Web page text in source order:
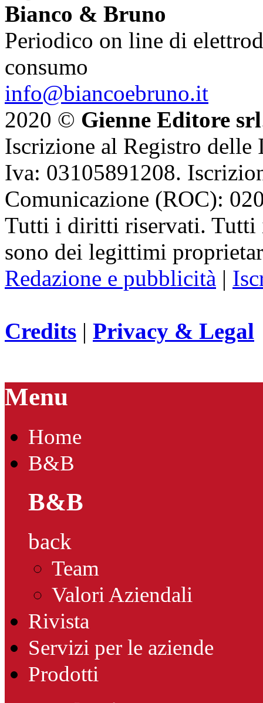
Bianco & Bruno
Periodico on line di
consumo
info@biancoebruno.it
2020 © Gienne Editore srl
Iscrizione al Registro delle
Iva: 03105891208.
Comunicazione (ROC):
Tutti i diritti riservati. Tutti
sono dei legittimi
Redazione e pubblicità |
Credits | Privacy & Legal
Menu
Home
B&B
B&B
back
Team
Valori Aziendali
Rivista
Servizi per le aziende
Prodotti